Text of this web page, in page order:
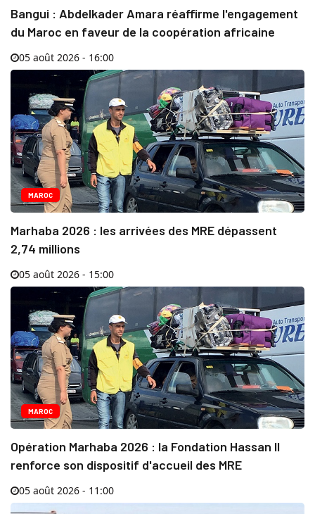
Bangui : Abdelkader Amara réaffirme l'engagement
du Maroc en faveur de la coopération africaine
05 août 2026 - 16:00
MAROC
Marhaba 2026 : les arrivées des MRE dépassent
2,74 millions
05 août 2026 - 15:00
MAROC
Opération Marhaba 2026 : la Fondation Hassan II
renforce son dispositif d'accueil des MRE
05 août 2026 - 11:00